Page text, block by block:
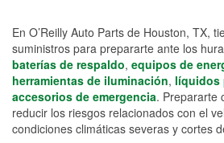
En O’Reilly Auto Parts de Houston, TX,
suministros para prepararte ante los
baterías de respaldo, equipos de
herramientas de iluminación, líquidos
accesorios de emergencia. Prepararte
reducir los riesgos relacionados con el
condiciones climáticas severas y cortes